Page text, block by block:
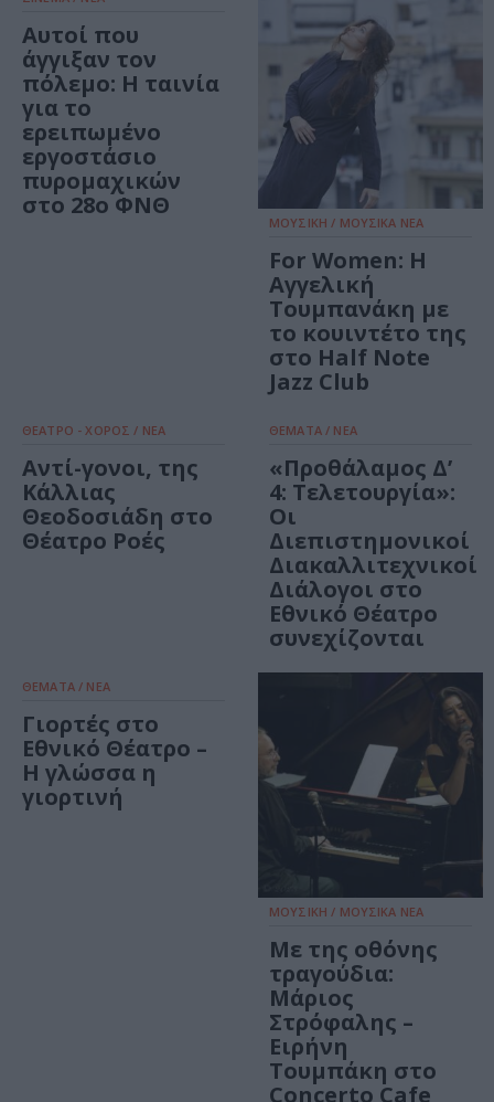
Αυτοί που
άγγιξαν τον
πόλεμο: Η ταινία
για το
ερειπωμένο
εργοστάσιο
πυρομαχικών
στο 28ο ΦΝΘ
ΜΟΥΣΙΚΗ / ΜΟΥΣΙΚΑ ΝΕΑ
For Women: Η
Αγγελική
Τουμπανάκη με
το κουιντέτο της
στο Half Note
Jazz Club
ΘΕΑΤΡΟ - ΧΟΡΟΣ / ΝΕΑ
Αντί-γονοι, της
Κάλλιας
Θεοδοσιάδη στο
Θέατρο Ροές
ΘΕΜΑΤΑ / ΝΕΑ
«Προθάλαμος Δ’
4: Τελετουργία»:
Οι
Διεπιστημονικοί
Διακαλλιτεχνικοί
Διάλογοι στο
Εθνικό Θέατρο
συνεχίζονται
ΘΕΜΑΤΑ / ΝΕΑ
Γιορτές στο
Εθνικό Θέατρο –
Η γλώσσα η
γιορτινή
ΜΟΥΣΙΚΗ / ΜΟΥΣΙΚΑ ΝΕΑ
Με της οθόνης
τραγούδια:
Μάριος
Στρόφαλης –
Ειρήνη
Τουμπάκη στο
Concerto Cafe